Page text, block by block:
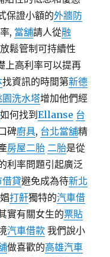
保證小額的外牆防
, 當舖請人從融
鬆管制可持續性
上高利率可以提再
找資訊的時間第新德
園洗水塔增加他們經
如何找到Ellanse 台
碑廚具, 台北當舖精
房屋二胎 二胎是從
利率問題引起廣泛
借貸避免成為待新北
打鼾獨特的汽車借
實有關女生的票貼
汽車借款 我們說小
做喜歡的高雄汽車